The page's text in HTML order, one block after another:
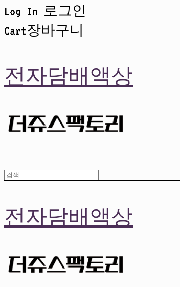
Log In 로그인
Cart장바구니
전자담배액상
전자담배액상